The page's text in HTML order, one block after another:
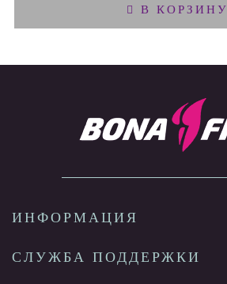
В КОРЗИНУ
ИНФОРМАЦИЯ
СЛУЖБА ПОДДЕРЖКИ